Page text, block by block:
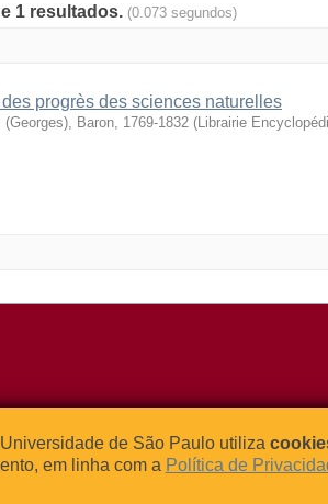
1 resultados. (0.073 segundos)
progrès des sciences naturelles
(Georges), Baron, 1769-1832 (Librairie
109 – Bloco L
Universitária
Tel: (0xx11)
Fax: (0xx11)
E-mail:
de São Paulo utiliza
em linha com a Política de